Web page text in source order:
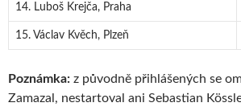
14. Luboš Krejča, Praha
15. Václav Kvěch, Plzeň
Poznámka: z původně přihlášených se
Zamazal, nestartoval ani Sebastian